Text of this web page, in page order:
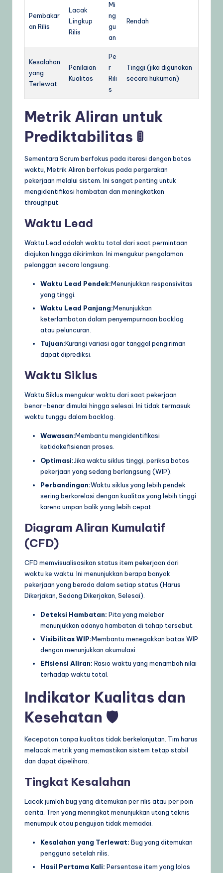
Pembakar
an Rilis
Lacak
Lingkup
Rilis
Mi
ng
gu
an
Rendah
Kesalahan
yang
Terlewat
Penilaian
Kualitas
Pe
r
Rili
s
Tinggi (jika digunakan
secara hukuman)
Metrik Aliran untuk
Prediktabilitas 🚦
Sementara Scrum berfokus pada iterasi dengan batas
waktu, Metrik Aliran berfokus pada pergerakan
pekerjaan melalui sistem. Ini sangat penting untuk
mengidentifikasi hambatan dan meningkatkan
throughput.
Waktu Lead
Waktu Lead adalah waktu total dari saat permintaan
diajukan hingga dikirimkan. Ini mengukur pengalaman
pelanggan secara langsung.
Waktu Lead Pendek:Menunjukkan responsivitas
yang tinggi.
Waktu Lead Panjang:Menunjukkan
keterlambatan dalam penyempurnaan backlog
atau peluncuran.
Tujuan:Kurangi variasi agar tanggal pengiriman
dapat diprediksi.
Waktu Siklus
Waktu Siklus mengukur waktu dari saat pekerjaan
benar-benar dimulai hingga selesai. Ini tidak termasuk
waktu tunggu dalam backlog.
Wawasan:Membantu mengidentifikasi
ketidakefisienan proses.
Optimasi:Jika waktu siklus tinggi, periksa batas
pekerjaan yang sedang berlangsung (WIP).
Perbandingan:Waktu siklus yang lebih pendek
sering berkorelasi dengan kualitas yang lebih tinggi
karena umpan balik yang lebih cepat.
Diagram Aliran Kumulatif
(CFD)
CFD memvisualisasikan status item pekerjaan dari
waktu ke waktu. Ini menunjukkan berapa banyak
pekerjaan yang berada dalam setiap status (Harus
Dikerjakan, Sedang Dikerjakan, Selesai).
Deteksi Hambatan: Pita yang melebar
menunjukkan adanya hambatan di tahap tersebut.
Visibilitas WIP:Membantu menegakkan batas WIP
dengan menunjukkan akumulasi.
Efisiensi Aliran: Rasio waktu yang menambah nilai
terhadap waktu total.
Indikator Kualitas dan
Kesehatan 🛡️
Kecepatan tanpa kualitas tidak berkelanjutan. Tim harus
melacak metrik yang memastikan sistem tetap stabil
dan dapat dipelihara.
Tingkat Kesalahan
Lacak jumlah bug yang ditemukan per rilis atau per poin
cerita. Tren yang meningkat menunjukkan utang teknis
menumpuk atau pengujian tidak memadai.
Kesalahan yang Terlewat: Bug yang ditemukan
pengguna setelah rilis.
Hasil Pertama Kali: Persentase item yang lolos